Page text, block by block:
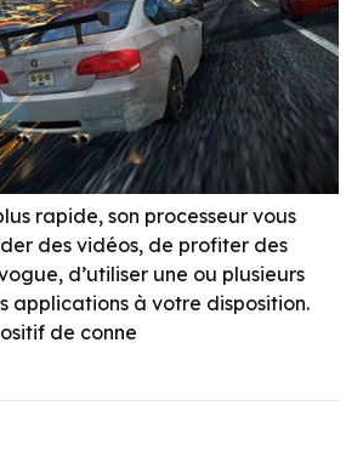
rapide, son processeur vous
des vidéos, de profiter des
d’utiliser une ou plusieurs
applications à votre disposition.
de conne